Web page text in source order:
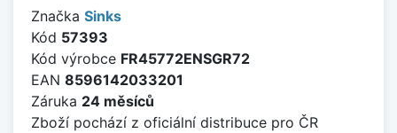
Značka Sinks
Kód 57393
Kód výrobce FR45772ENSGR72
EAN 8596142033201
Záruka 24 měsíců
Zboží pochází z oficiální distribuce pro ČR